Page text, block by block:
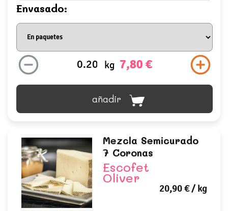
Envasado:
kg 7,80 €
añadir
Mezcla Semicurado
7 Coronas
Escofet
Oliver
20,90 €/ kg